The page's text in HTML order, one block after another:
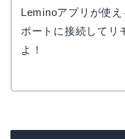
Leminoアプリが使
ポートに接続してリ
よ！